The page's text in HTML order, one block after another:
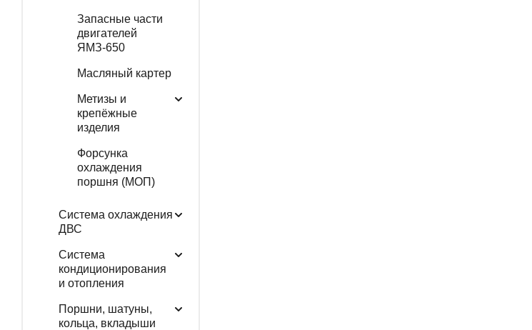
Запасные части
двигателей
ЯМЗ-650
Масляный картер
Метизы и
крепёжные
изделия
Форсунка
охлаждения
поршня (МОП)
Система охлаждения
ДВС
Система
кондиционирования
и отопления
Поршни, шатуны,
кольца, вкладыши